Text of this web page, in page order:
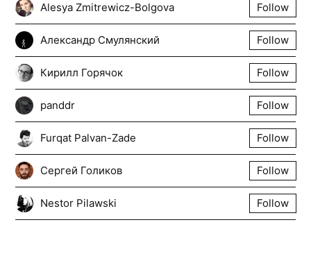
Alesya Zmitrewicz-Bolgova Follow
Александр Смулянский Follow
Кирилл Горячок Follow
panddr Follow
Furqat Palvan-Zade Follow
Сергей Голиков Follow
Nestor Pilawski Follow